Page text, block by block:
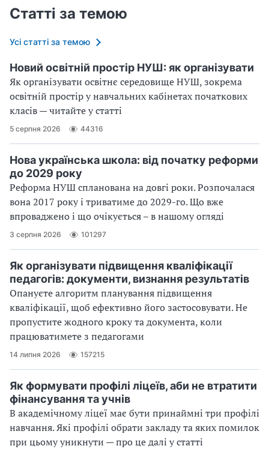
Статті за темою
Усі статті за темою
Новий освітній простір НУШ: як організувати
Як організувати освітнє середовище НУШ, зокрема
освітній простір у навчальних кабінетах початкових
класів — читайте у статті
5 серпня 2026 44316
Нова українська школа: від початку реформи
до 2029 року
Реформа НУШ спланована на довгі роки. Розпочалася
вона 2017 року і триватиме до 2029-го. Що вже
впроваджено і що очікується – в нашому огляді
3 серпня 2026 101297
Як організувати підвищення кваліфікації
педагогів: документи, визнання результатів
Опануєте алгоритм планування підвищення
кваліфікації, щоб ефективно його застосовувати. Не
пропустите жодного кроку та документа, коли
працюватимете з педагогами
14 липня 2026 157215
Як формувати профілі ліцеїв, аби не втратити
фінансування та учнів
В академічному ліцеї має бути принаймні три профілі
навчання. Які профілі обрати закладу та яких помилок
при цьому уникнути — про це далі у статті